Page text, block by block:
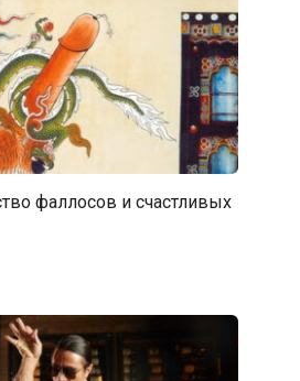
фаллосов и счастливых